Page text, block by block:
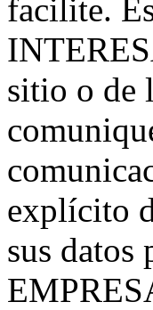
facilite.
sitio o de
explícito
sus datos